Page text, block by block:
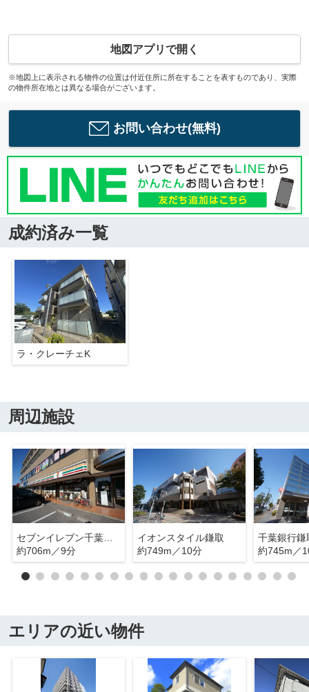
地図アプリで開く
※地図上に表示される物件の位置は付近住所に所在することを表すものであり、実際
の物件所在地とは異なる場合がございます。
お問い合わせ(無料)
成約済み一覧
ラ・クレーチェK
周辺施設
セブンイレブン千葉鎌取駅前店
約706m／9分
イオンスタイル鎌取
約749m／10分
千葉銀行鎌
約745m／
エリアの近い物件